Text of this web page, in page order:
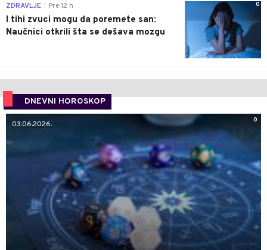
0
ZDRAVLJE Pre 12 h
I tihi zvuci mogu da poremete san:
Naučnici otkrili šta se dešava mozgu
DNEVNI HOROSKOP
0
03.06.2026.